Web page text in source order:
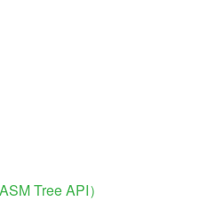
Tree API）